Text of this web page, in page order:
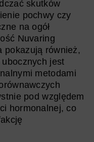
skutków
pochwy czy
na ogół
Nuvaring
pokazują również,
jest
metodami
pod względem
hormonalnej, co